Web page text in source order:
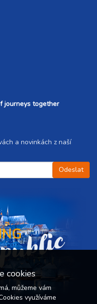
journeys together
a novinkách z naší
cookies
můžeme vám
využíváme